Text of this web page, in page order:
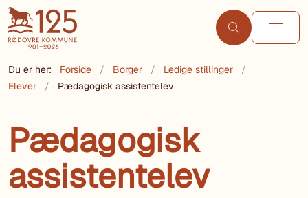
Du er her: Forside Borger
Ledige stillinger
Elever
Pædagogisk assistentelev
Pædagogisk
assistentelev